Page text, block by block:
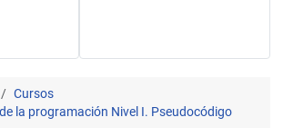
Cursos
la programación Nivel I. Pseudocódigo